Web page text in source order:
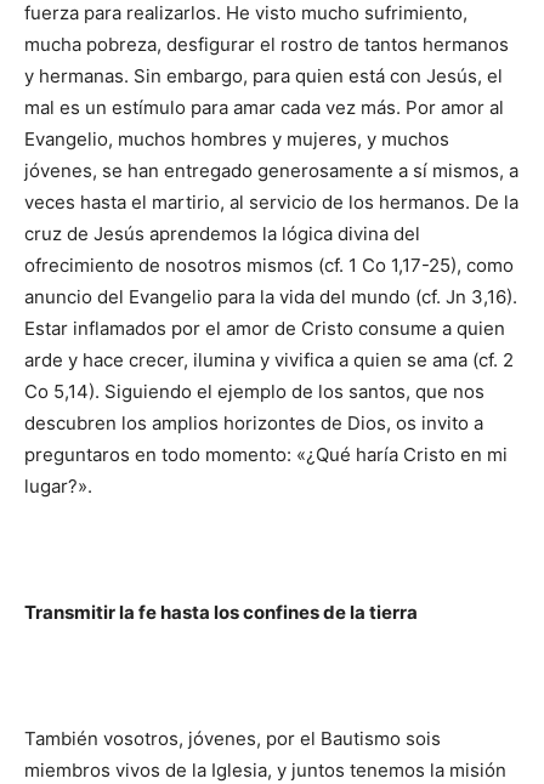
fuerza para realizarlos. He visto mu­cho sufrimiento,
mucha pobreza, desfigurar el rostro de tantos hermanos
y hermanas. Sin embargo, para quien está con Jesús, el
mal es un estímulo para amar cada vez más. Por amor al
Evangelio, muchos hombres y mujeres, y mu­chos
jóvenes, se han entregado generosamente a sí mismos, a
veces hasta el martirio, al servicio de los hermanos. De la
cruz de Jesús aprendemos la lógica divina del
ofrecimiento de nosotros mismos (cf. 1 Co 1,17-25), como
anuncio del Evangelio para la vida del mundo (cf. Jn 3,16).
Estar inflamados por el amor de Cristo consume a quien
arde y hace crecer, ilumina y vivifica a quien se ama (cf. 2
Co 5,14). Si­guiendo el ejemplo de los santos, que nos
descubren los amplios horizontes de Dios, os invito a
pregunta­ros en todo momento: «¿Qué haría Cristo en mi
lugar?».
Transmitir la fe hasta los confines de la tierra
También vosotros, jó­venes, por el Bautismo sois
miembros vivos de la Igle­sia, y juntos tenemos la misión